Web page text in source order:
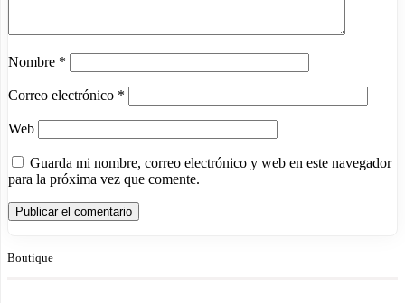
Nombre *
Correo electrónico *
Web
Guarda mi nombre, correo electrónico y web en este navegador
para la próxima vez que comente.
Boutique